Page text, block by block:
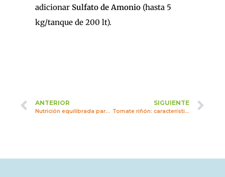
adicionar Sulfato de Amonio (hasta 5
kg/tanque de 200 lt).
ANTERIOR
Nutrición equilibrada para el cultivo de papa
SIGUIENTE
Tomate riñón: características y principales plagas